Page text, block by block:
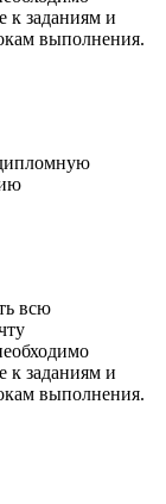
к заданиям и
выполнения.
всю
к заданиям и
выполнения.